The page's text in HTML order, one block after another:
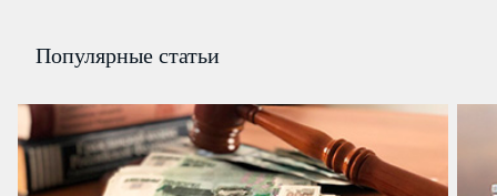
Популярные статьи